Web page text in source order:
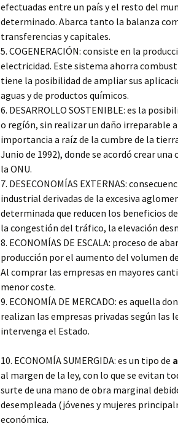
efectuadas entre un país y el resto del
determinado. Abarca tanto la balanza
transferencias y capitales.
5. COGENERACIÓN: consiste en la
electricidad. Este sistema ahorra
tiene la posibilidad de ampliar sus
aguas y de productos químicos.
6. DESARROLLO SOSTENIBLE: es la
o regíón, sin realizar un daño irreparable
importancia a raíz de la cumbre de la
Junio de 1992), donde se acordó crear
la ONU.
7. DESECONOMÍAS EXTERNAS:
industrial derivadas de la excesiva
determinada que reducen los beneficios
la congestión del tráfico, la elevación
8. ECONOMÍAS DE ESCALA: proceso de
producción por el aumento del volumen
Al comprar las empresas en mayores
menor coste.
9. ECONOMÍA DE MERCADO: es aquella
realizan las empresas privadas según las
intervenga el Estado.
10. ECONOMÍA SUMERGIDA: es un tipo de
al margen de la ley, con lo que se evitan
surte de una mano de obra marginal
desempleada (jóvenes y mujeres
económica.